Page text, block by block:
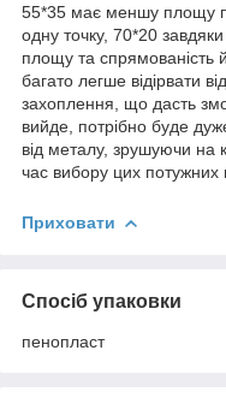
55*35 має меншу площу
одну точку, 70*20
площу та спрямованість
багато легше відірвати
захоплення, що дасть
вийде, потрібно буде
від металу, зрушуючи на
час вибору цих потужних
Приховати
Спосіб упаковки
пенопласт